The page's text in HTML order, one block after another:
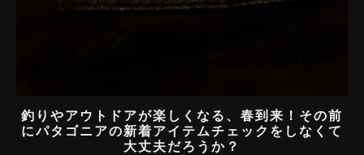
釣りやアウトドアが楽しくなる、春到来！その前
にパタゴニアの新着アイテムチェックをしなくて
大丈夫だろうか？